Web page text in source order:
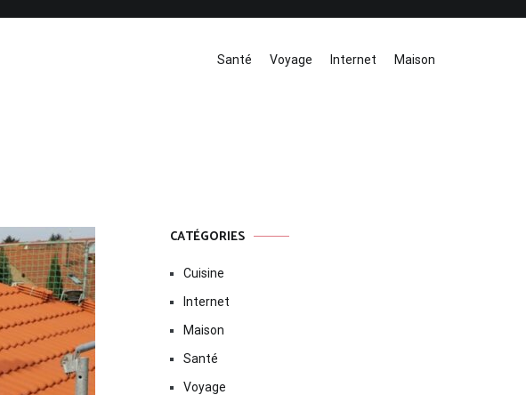
Santé Voyage Internet Maison
CATÉGORIES
Cuisine
Internet
Maison
Santé
Voyage